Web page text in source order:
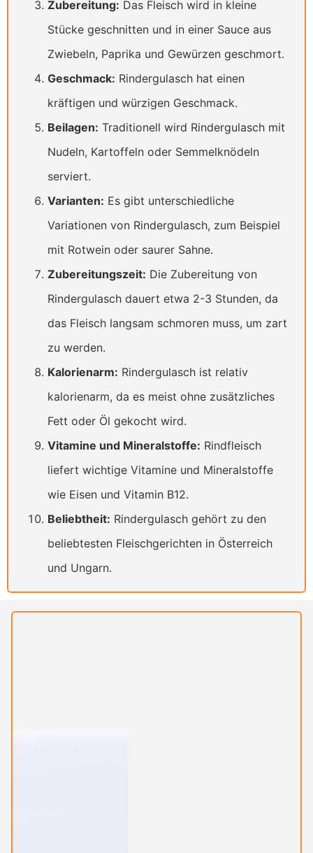
Zubereitung: Das Fleisch wird in kleine
Stücke geschnitten und in einer Sauce aus
Zwiebeln, Paprika und Gewürzen geschmort.
Geschmack: Rindergulasch hat einen
kräftigen und würzigen Geschmack.
Beilagen: Traditionell wird Rindergulasch mit
Nudeln, Kartoffeln oder Semmelknödeln
serviert.
Varianten: Es gibt unterschiedliche
Variationen von Rindergulasch, zum Beispiel
mit Rotwein oder saurer Sahne.
Zubereitungszeit: Die Zubereitung von
Rindergulasch dauert etwa 2-3 Stunden, da
das Fleisch langsam schmoren muss, um zart
zu werden.
Kalorienarm: Rindergulasch ist relativ
kalorienarm, da es meist ohne zusätzliches
Fett oder Öl gekocht wird.
Vitamine und Mineralstoffe: Rindfleisch
liefert wichtige Vitamine und Mineralstoffe
wie Eisen und Vitamin B12.
Beliebtheit: Rindergulasch gehört zu den
beliebtesten Fleischgerichten in Österreich
und Ungarn.